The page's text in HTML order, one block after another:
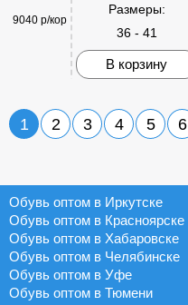
9040 р/кор
Размеры:
36 - 41
В корзину
1 2 3 4 5 6
Обувь оптом в Иркутске
Обувь оптом в Красноярске
Обувь оптом в Хабаровске
Обувь оптом в Челябинске
Обувь оптом в Уфе
Обувь оптом в Тюмени